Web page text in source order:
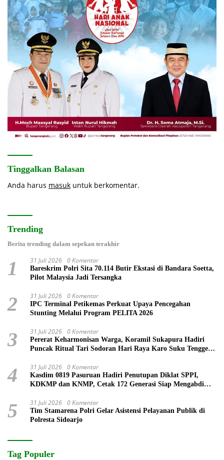
Tinggalkan Balasan
Anda harus masuk untuk berkomentar.
Trending
Berita trending dalam sepekan terakhir
1 31 Juli 2026 0 Komentar
Bareskrim Polri Sita 70.114 Butir Ekstasi di Bandara Soetta,
Pilot Malaysia Jadi Tersangka
2 31 Juli 2026 0 Komentar
IPC Terminal Petikemas Perkuat Upaya Pencegahan
Stunting Melalui Program PELITA 2026
3 31 Juli 2026 0 Komentar
Pererat Keharmonisan Warga, Koramil Sukapura Hadiri
Puncak Ritual Tari Sodoran Hari Raya Karo Suku Tengger
4 31 Juli 2026 0 Komentar
Kasdim 0819 Pasuruan Hadiri Penutupan Diklat SPPI,
KDKMP dan KNMP, Cetak 172 Generasi Siap Mengabdi
5 31 Juli 2026 0 Komentar
Tim Stamarena Polri Gelar Asistensi Pelayanan Publik di
Polresta Sidoarjo
Tag Populer